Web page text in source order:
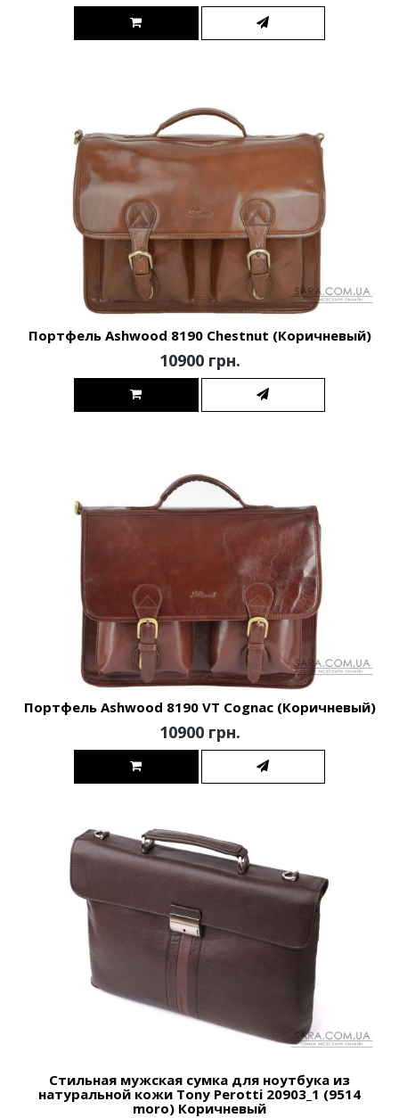
Портфель Ashwood 8190 Chestnut (Коричневый)
10900 грн.
Портфель Ashwood 8190 VT Cognac (Коричневый)
10900 грн.
Стильная мужская сумка для ноутбука из
натуральной кожи Tony Perotti 20903_1 (9514
moro) Коричневый